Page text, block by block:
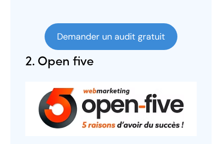
Demander un audit gratuit
2. Open five